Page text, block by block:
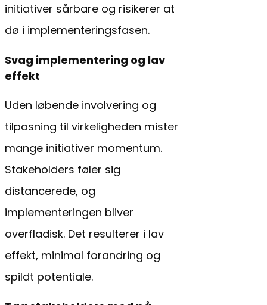
initiativer sårbare og risikerer at
dø i implementeringsfasen.
Svag implementering og lav
effekt
Uden løbende involvering og
tilpasning til virkeligheden mister
mange initiativer momentum.
Stakeholders føler sig
distancerede, og
implementeringen bliver
overfladisk. Det resulterer i lav
effekt, minimal forandring og
spildt potentiale.